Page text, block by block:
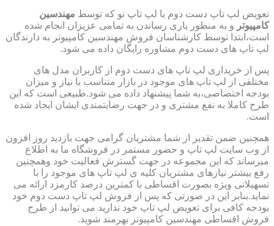
تعویض لپ تاپ دست دوم با لپ تاپ نو که توسط مهندسین
کامپیوتر و به منظور یاری رساندن به تمامی عزیزان انجام شده
است،ابتدا توسط کارشناسان فروش مهندسین کامپیوتر به دارندگان
لپ تاپ های دست دوم مشاوره رایگان داده می شود.
پس از خریداری لپ تاپ های دست دوم از کاربران مدل های
مختلفی از لپ تاپ های موجود در بازار متناسب با نیاز و میزان
بودجه اختصاصی،به شما پیشنهاد داده می شود.طبیعی است که این
طرح کاملا به نفع مشتری و در جهت رضایتمندی ایشان ایجاد شده
است.
همچنین ضمن تقدیر از شما مشتریان گرامی جهت بازدید روز افزون
از وب سایت لپ تاپ و حضور مستمر در فروشگاه ما به اطلاع
میرساند که این مجموعه در جهت گسترش فعالیت خود وهمچنین
رفع بیشتر نیازهای مشتریان کلیه ی لپ تاپ های موجود را با
تسهیلاتی ویژه بصورت اقساطی با کمترین درصد کارمزد ارائه می
نماید.بنابر این در صورتی که پس از فروش لپ تاپ دست دوم خود
بودجه کافی برای تعویض لپ تاپ خود ندارید می توانید از طرح
فروش اقساطی مهندسین کامپیوتر بهرمند شوید.